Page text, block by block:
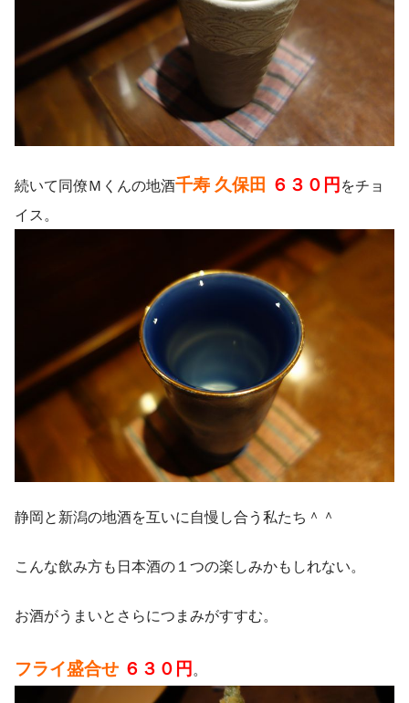
続いて同僚Ｍくんの地酒千寿 久保田 ６３０円 をチョ
イス。
静岡と新潟の地酒を互いに自慢し合う私たち＾＾
こんな飲み方も日本酒の１つの楽しみかもしれない。
お酒がうまいとさらにつまみがすすむ。
フライ盛合せ ６３０円 。